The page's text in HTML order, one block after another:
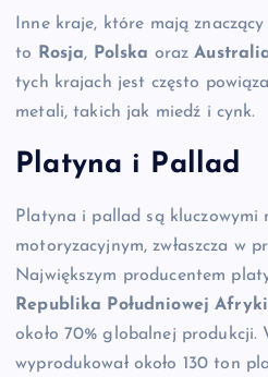
Inne kraje, które mają
to Rosja, Polska oraz
tych krajach jest często
metali, takich jak miedź i cynk.
Platyna i Pallad
Platyna i pallad są kluczowymi
motoryzacyjnym, zwłaszcza w
Największym producentem
Republika Południowej Afryki
około 70% globalnej
wyprodukował około 130 ton